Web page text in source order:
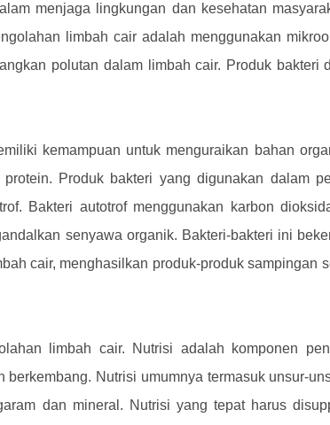
menjaga lingkungan dan kesehatan
limbah cair adalah menggunakan
polutan dalam limbah cair. Produk bakteri
kemampuan untuk menguraikan bahan
Produk bakteri yang digunakan dalam
Bakteri autotrof menggunakan karbon
senyawa organik. Bakteri-bakteri ini
cair, menghasilkan produk-produk sampingan
limbah cair. Nutrisi adalah komponen
Nutrisi umumnya termasuk unsur-
dan mineral. Nutrisi yang tepat harus